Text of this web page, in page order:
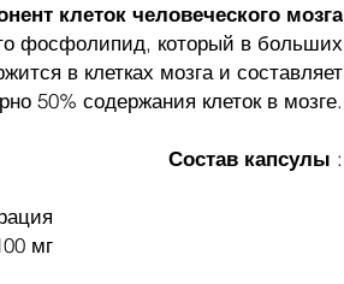
клеток человеческого мозга
фосфолипид, который в больших
в клетках мозга и составляет
50% содержания клеток в мозге.
Состав капсулы :
мг